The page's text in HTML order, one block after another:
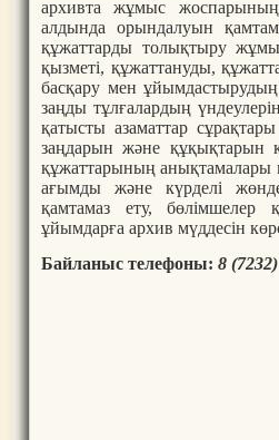
архивта жұмыс
алдында орындалуын
құжаттарды толықтыру
қызметі, құжаттануды,
басқару мен
заңды тұлғалардың
қатысты азаматтар
заңдарын және құқықтарын
құжаттарының анықтамалары
ағымды және күрделі
қамтамаз ету, бөлімшелер
ұйымдарға архив мүддесін
Байланыс телефоны: 8